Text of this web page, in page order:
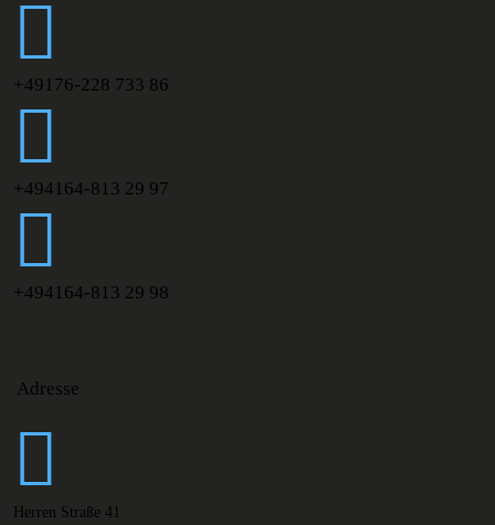
+49176-228 733 86
+494164-813 29 97
+494164-813 29 98
Adresse
Herren Straße 41